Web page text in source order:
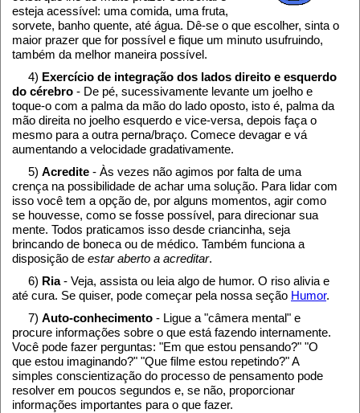
esteja acessível: uma comida, uma fruta,
sorvete, banho quente, até água. Dê-se o que escolher, sinta o
maior prazer que for possível e fique um minuto usufruindo,
também da melhor maneira possível.
4) Exercício de integração dos lados direito e esquerdo
do cérebro - De pé, sucessivamente levante um joelho e
toque-o com a palma da mão do lado oposto, isto é, palma da
mão direita no joelho esquerdo e vice-versa, depois faça o
mesmo para a outra perna/braço. Comece devagar e vá
aumentando a velocidade gradativamente.
5) Acredite - Às vezes não agimos por falta de uma
crença na possibilidade de achar uma solução. Para lidar com
isso você tem a opção de, por alguns momentos, agir como
se houvesse, como se fosse possível, para direcionar sua
mente. Todos praticamos isso desde criancinha, seja
brincando de boneca ou de médico. Também funciona a
disposição de estar aberto a acreditar.
6) Ria- Veja, assista ou leia algo de humor. O riso alivia e
até cura. Se quiser, pode começar pela nossa seção Humor.
7) Auto-conhecimento - Ligue a "câmera mental" e
procure informações sobre o que está fazendo internamente.
Você pode fazer perguntas: "Em que estou pensando?" "O
que estou imaginando?" "Que filme estou repetindo?" A
simples conscientização do processo de pensamento pode
resolver em poucos segundos e, se não, proporcionar
informações importantes para o que fazer.